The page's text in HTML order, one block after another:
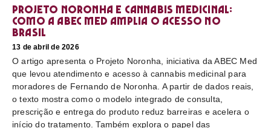
Projeto Noronha e cannabis medicinal:
como a ABEC Med amplia o acesso no
Brasil
13 de abril de 2026
O artigo apresenta o Projeto Noronha, iniciativa da ABEC Med
que levou atendimento e acesso à cannabis medicinal para
moradores de Fernando de Noronha. A partir de dados reais,
o texto mostra como o modelo integrado de consulta,
prescrição e entrega do produto reduz barreiras e acelera o
início do tratamento. Também explora o papel das